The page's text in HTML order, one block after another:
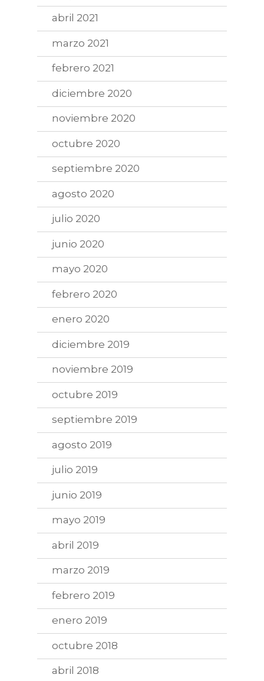
abril 2021
marzo 2021
febrero 2021
diciembre 2020
noviembre 2020
octubre 2020
septiembre 2020
agosto 2020
julio 2020
junio 2020
mayo 2020
febrero 2020
enero 2020
diciembre 2019
noviembre 2019
octubre 2019
septiembre 2019
agosto 2019
julio 2019
junio 2019
mayo 2019
abril 2019
marzo 2019
febrero 2019
enero 2019
octubre 2018
abril 2018